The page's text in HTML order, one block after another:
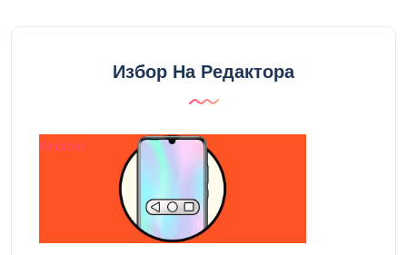
Избор На Редактора
Android